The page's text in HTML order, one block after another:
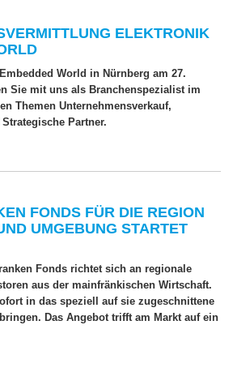
ELEKTRONIK
World in Nürnberg am 27.
Sie mit uns als Branchenspezialist im
Themen Unternehmensverkauf,
Partner.
FONDS FÜR DIE REGION
UMGEBUNG STARTET
Fonds richtet sich an regionale
aus der mainfränkischen Wirtschaft.
in das speziell auf sie zugeschnittene
Das Angebot trifft am Markt auf ein